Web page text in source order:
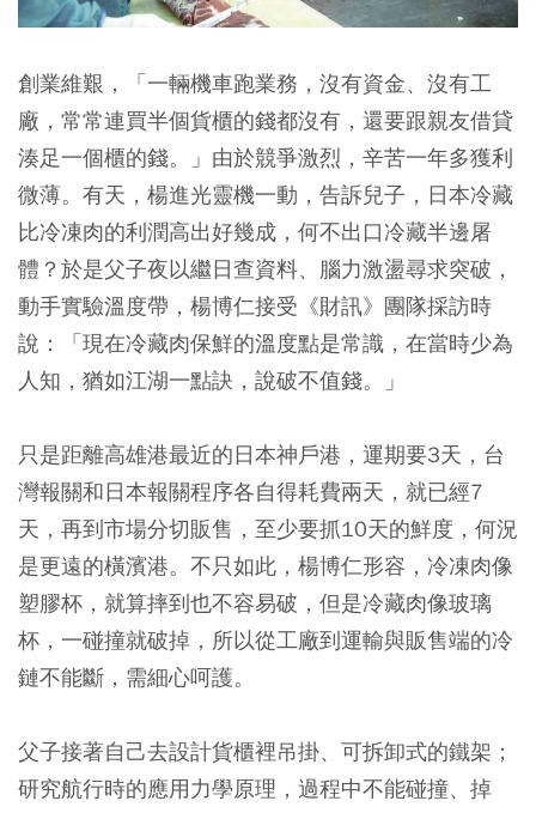
創業維艱，「一輛機車跑業務，沒有資金、沒有工
廠，常常連買半個貨櫃的錢都沒有，還要跟親友借貸
湊足一個櫃的錢。」由於競爭激烈，辛苦一年多獲利
微薄。有天，楊進光靈機一動，告訴兒子，日本冷藏
比冷凍肉的利潤高出好幾成，何不出口冷藏半邊屠
體？於是父子夜以繼日查資料、腦力激盪尋求突破，
動手實驗溫度帶，楊博仁接受《財訊》團隊採訪時
說：「現在冷藏肉保鮮的溫度點是常識，在當時少為
人知，猶如江湖一點訣，說破不值錢。」
只是距離高雄港最近的日本神戶港，運期要3天，台
灣報關和日本報關程序各自得耗費兩天，就已經7
天，再到市場分切販售，至少要抓10天的鮮度，何況
是更遠的橫濱港。不只如此，楊博仁形容，冷凍肉像
塑膠杯，就算摔到也不容易破，但是冷藏肉像玻璃
杯，一碰撞就破掉，所以從工廠到運輸與販售端的冷
鏈不能斷，需細心呵護。
父子接著自己去設計貨櫃裡吊掛、可拆卸式的鐵架；
研究航行時的應用力學原理，過程中不能碰撞、掉